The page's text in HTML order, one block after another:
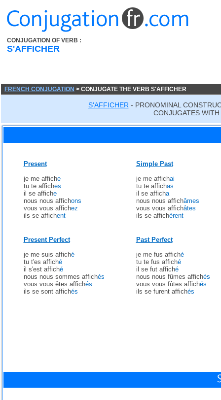
CONJUGATION OF VERB :
S'AFFICHER
FRENCH CONJUGATION > CONJUGATE THE VERB S'AFFICHER
S'AFFICHER - PRONOMINAL
CONJUGATES
Present
je me affiche
tu te affiches
il se affiche
nous nous affichons
vous vous affichez
ils se affichent
Simple Past
je me affichai
tu te affichas
il se afficha
nous nous affichâmes
vous vous affichâtes
ils se affichèrent
Present Perfect
je me suis affiché
tu t'es affiché
il s'est affiché
nous nous sommes affichés
vous vous êtes affichés
ils se sont affichés
Past Perfect
je me fus affiché
tu te fus affiché
il se fut affiché
nous nous fûmes affichés
vous vous fûtes affichés
ils se furent affichés